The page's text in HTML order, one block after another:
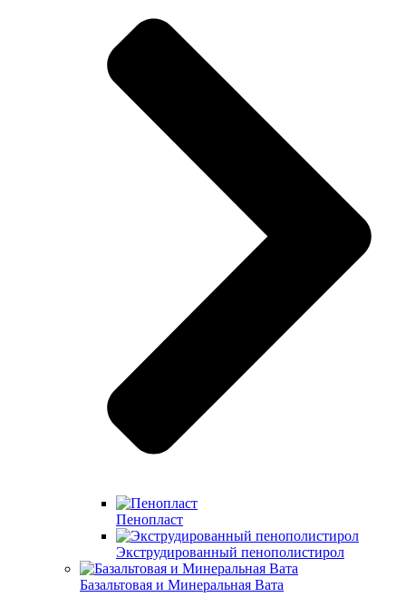
Пенопласт
Экструдированный пенополистирол
Базальтовая и Минеральная Вата